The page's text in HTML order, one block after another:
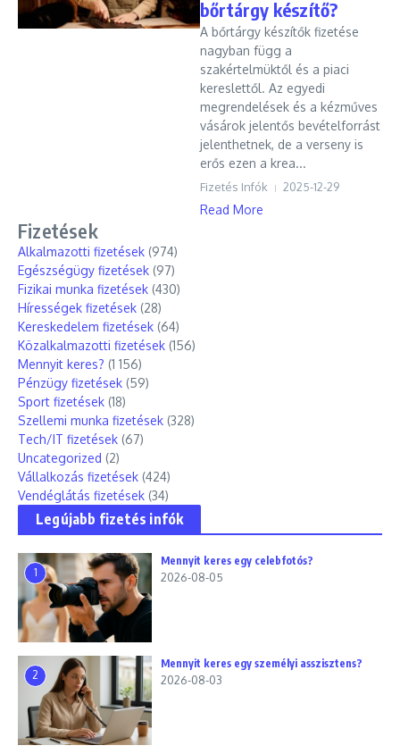
bőrtárgy készítő?
A bőrtárgy készítők fizetése
nagyban függ a
szakértelmüktől és a piaci
kereslettől. Az egyedi
megrendelések és a kézműves
vásárok jelentős bevételforrást
jelenthetnek, de a verseny is
erős ezen a krea...
Fizetés Infók 2025-12-29
Read More
Fizetések
Alkalmazotti fizetések (974)
Egészségügy fizetések (97)
Fizikai munka fizetések (430)
Hírességek fizetések (28)
Kereskedelem fizetések (64)
Közalkalmazotti fizetések (156)
Mennyit keres? (1 156)
Pénzügy fizetések (59)
Sport fizetések (18)
Szellemi munka fizetések (328)
Tech/IT fizetések (67)
Uncategorized (2)
Vállalkozás fizetések (424)
Vendéglátás fizetések (34)
Legújabb fizetés infók
1
Mennyit keres egy celebfotós?
2026-08-05
2
Mennyit keres egy személyi asszisztens?
2026-08-03